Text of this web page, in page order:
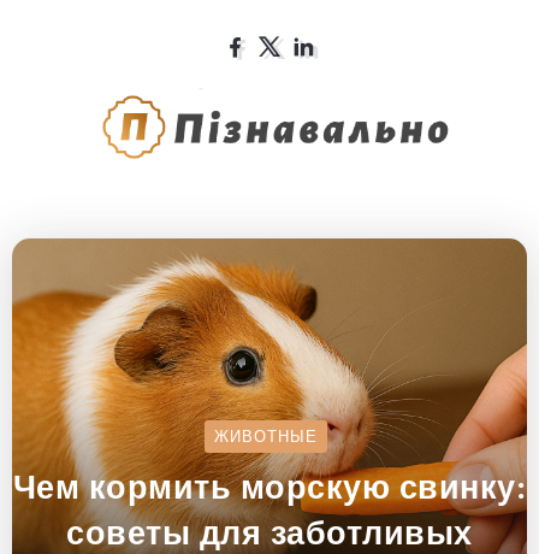
ЖИВОТНЫЕ
Чем кормить морскую свинку:
советы для заботливых